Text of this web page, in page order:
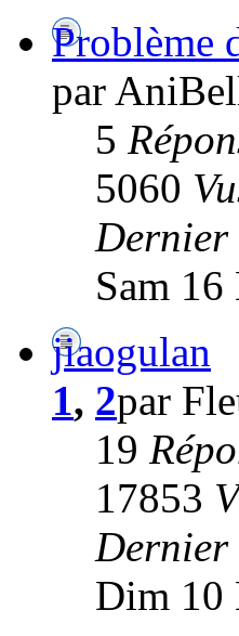
Problème
par
5
5060
Dernier
Sam
jiaogulan
1, 2par
19
17853
Dernier
Dim 10